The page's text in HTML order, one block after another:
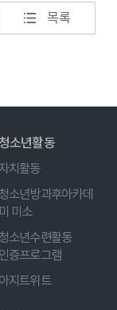
목록
청소년활동
자치활동
청소년방과후아카데
미 미소
청소년수련활동
인증프로그램
아지트위트